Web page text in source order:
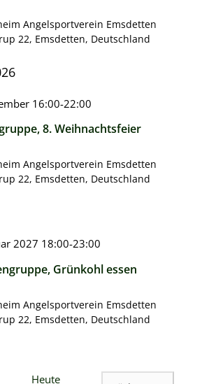
Angelsportverein Emsdetten
22, Emsdetten, Deutschland
8. Weihnachtsfeier
16:00-22:00
Angelsportverein Emsdetten
22, Emsdetten, Deutschland
Grünkohl essen
2027 18:00-23:00
Angelsportverein Emsdetten
22, Emsdetten, Deutschland
Heute